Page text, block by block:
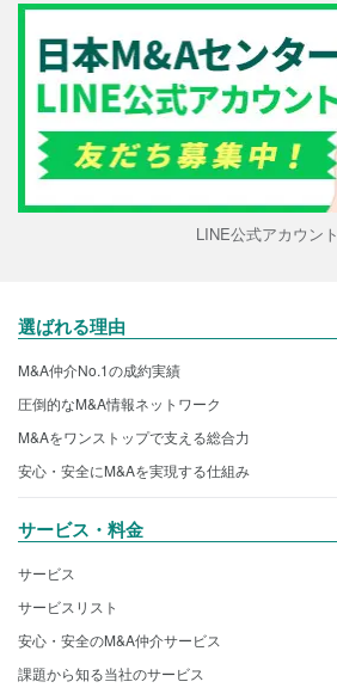
LINE公式アカウント
選ばれる理由
M&A仲介No.1の成約実績
圧倒的なM&A情報ネットワーク
M&Aをワンストップで支える総合力
安心・安全にM&Aを実現する仕組み
サービス・料金
サービス
サービスリスト
安心・安全のM&A仲介サービス
課題から知る当社のサービス